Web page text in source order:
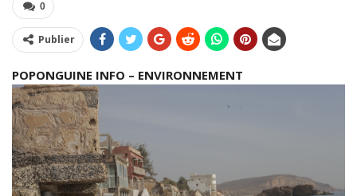
0
Publier
POPONGUINE INFO – ENVIRONNEMENT